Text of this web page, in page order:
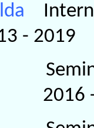
2016 -